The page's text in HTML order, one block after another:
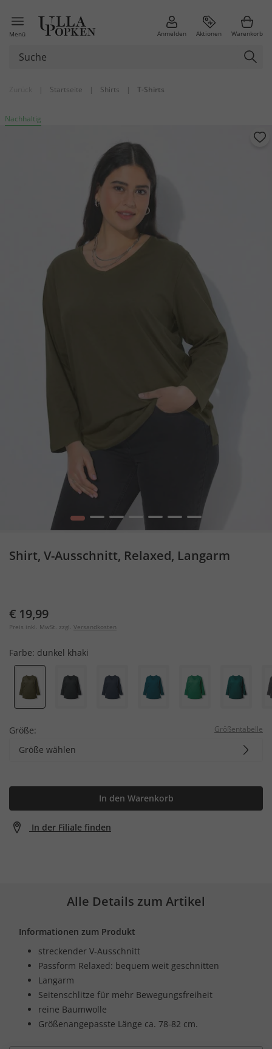
Menü Anmelden Aktionen Warenkorb
| Startseite | Shirts | T-Shirts
Nachhaltig
1 2 3 4 5 6 7
Shirt, V-Ausschnitt, Relaxed, Langarm
€ 19,99
Preis inkl. MwSt. zzgl. Versandkosten
Farbe: dunkel khaki
Größe: Größentabelle
Größe wählen
In den Warenkorb
In der Filiale finden
Alle Details zum Artikel
Informationen zum Produkt
streckender V-Ausschnitt
Passform Relaxed: bequem weit geschnitten
Langarm
Seitenschlitze für mehr Bewegungsfreiheit
reine Baumwolle
Größenangepasste Länge ca. 78-82 cm.